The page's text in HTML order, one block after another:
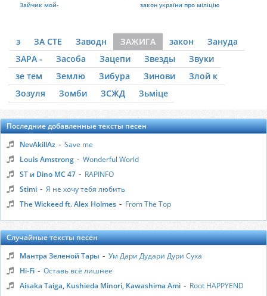
Зайчик мой-
закон україни про міліцію
з ЗА СТЕ Заводн ЗАЖИГА закон
Зануда
ЗАРА -
Засоба Зацепи Звезды
Звуки
зе тем
Землю Зибура Зинови
Злой к
Зозуля
Зомби ЗСЖД Зьміце
Последние добавленные тексты песен
NevAkillAz - Save me
Louis Amstrong - Wonderful World
ST и Dino MC 47 - RAPINFO
Stimi - Я не хочу тебя любить
The Wickeed ft. Alex Holmes - From The Top
Случайные тексты песен
Мантра Зеленой Тары - Ум Дари Дудари Дури Суха
Hi-Fi - Оставь всё лишнее
Aisaka Taiga, Kushieda Minori, Kawashima Ami - Root HAPPYEND